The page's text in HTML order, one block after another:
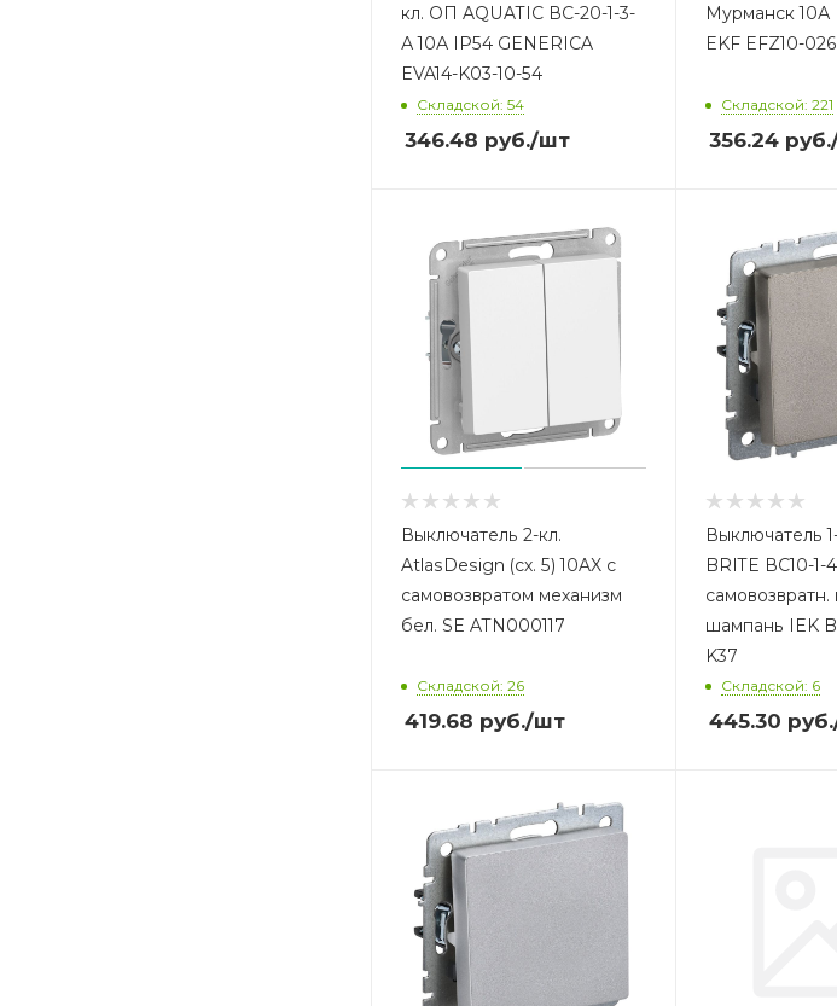
кл. ОП AQUATIC ВС-20-1-3-
А 10А IP54 GENERICA
EVA14-K03-10-54
Складской: 54
346.48 руб./шт
Мурманск 10А
EKF EFZ10-
Складской: 221
356.24руб.
Выключатель 2-кл.
AtlasDesign (сх. 5) 10AX с
самовозвратом механизм
бел. SE ATN000117
Складской: 26
419.68 руб./шт
Выключатель
BRITE ВС10-
самовозвратн.
шампань IEK
K37
Складской: 6
445.30 руб.